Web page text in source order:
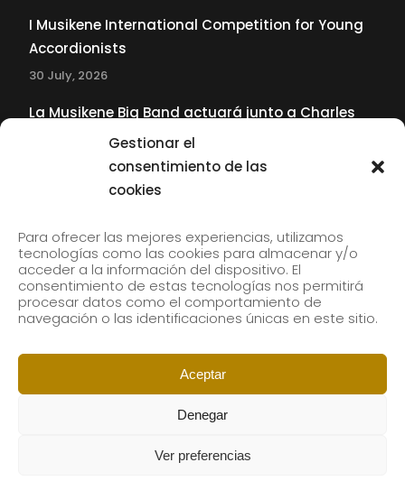
Gestionar el
consentimiento de las
cookies
Para ofrecer las mejores experiencias, utilizamos
tecnologías como las cookies para almacenar y/o
acceder a la información del dispositivo. El
consentimiento de estas tecnologías nos permitirá
procesar datos como el comportamiento de
navegación o las identificaciones únicas en este sitio.
Aceptar
Denegar
Ver preferencias
I Musikene International Competition for Young
Accordionists
30 July, 2026
La Musikene Big Band actuará junto a Charles
Tolliver en el 61 Jazzaldia
Subscribe to our newsletter to receive our news by
email.